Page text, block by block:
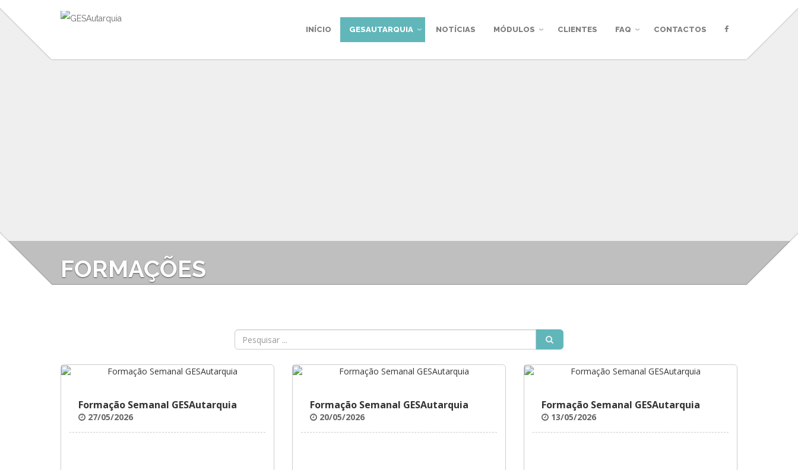
INÍCIO GESAUTARQUIA NOTÍCIAS MÓDULOS CLIENTES FAQ CONTACTOS
FORMAÇÕES
Formação Semanal GESAutarquia
27/05/2026
Formação Semanal GESAutarquia
20/05/2026
Formação Semanal GESAutarquia
13/05/2026